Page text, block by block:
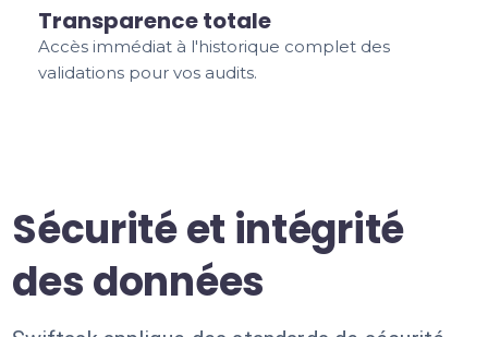
Transparence totale
Accès immédiat à l'historique complet des
validations pour vos audits.
Sécurité et intégrité
des données